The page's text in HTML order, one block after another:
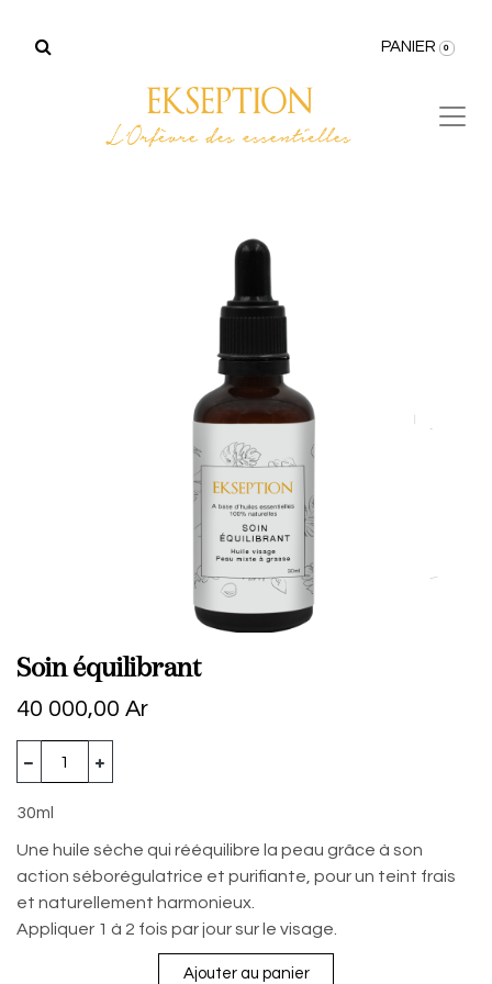
PANIER 0
Soin équilibrant
40 000,00 Ar
30ml
Une huile sèche qui rééquilibre la peau grâce à son
action séborégulatrice et purifiante, pour un teint frais
et naturellement harmonieux.
Appliquer 1 à 2 fois par jour sur le visage.
Ajouter au panier